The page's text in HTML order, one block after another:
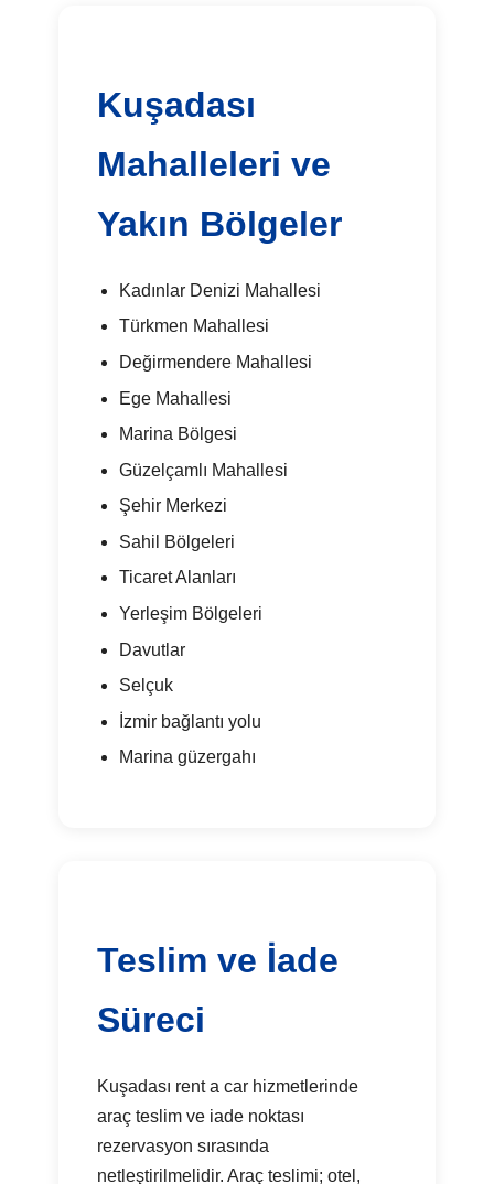
Kuşadası
Mahalleleri ve
Yakın Bölgeler
Kadınlar Denizi Mahallesi
Türkmen Mahallesi
Değirmendere Mahallesi
Ege Mahallesi
Marina Bölgesi
Güzelçamlı Mahallesi
Şehir Merkezi
Sahil Bölgeleri
Ticaret Alanları
Yerleşim Bölgeleri
Davutlar
Selçuk
İzmir bağlantı yolu
Marina güzergahı
Teslim ve İade
Süreci
Kuşadası rent a car hizmetlerinde
araç teslim ve iade noktası
rezervasyon sırasında
netleştirilmelidir. Araç teslimi; otel,